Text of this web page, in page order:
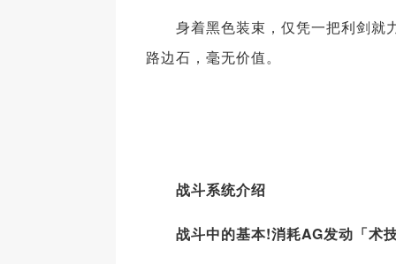
身着黑色装束，仅凭一把利剑就
路边石，毫无价值。
战斗系统介绍
战斗中的基本!消耗AG发动「术